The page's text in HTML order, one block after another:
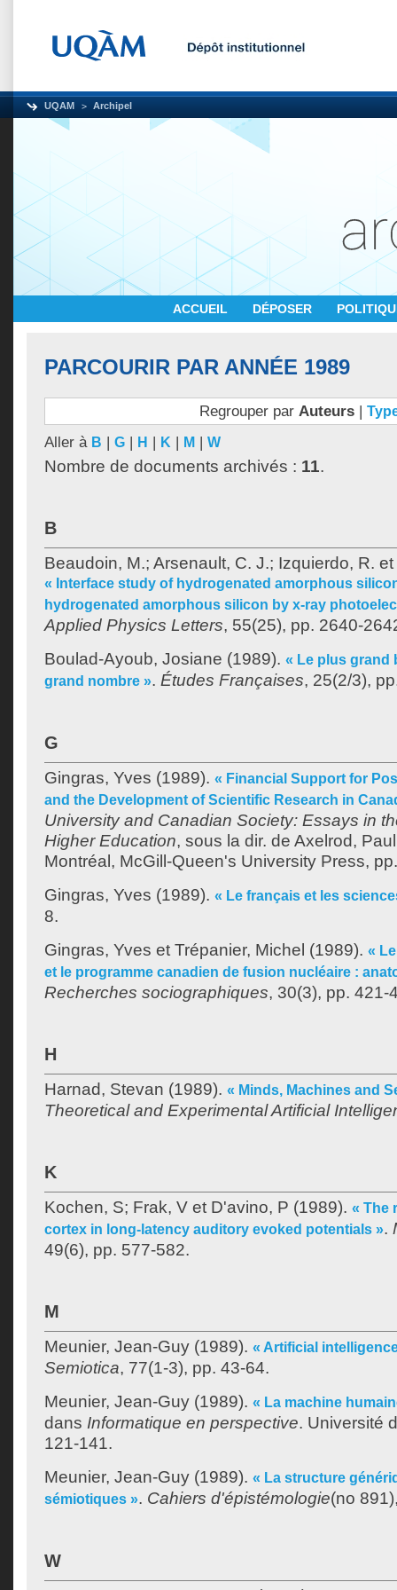
UQAM Archipel
ACCUEIL DÉPOSER
PARCOURIR PAR ANNÉE 1989
Regrouper par Auteurs|
Aller à B | G | H | K | M | W
Nombre de documents archivés : 11.
B
Beaudoin, M.; Arsenault, C. J.; Izquierdo, R. et
« Interface study of hydrogenated amorphous
hydrogenated amorphous silicon by x-ray
Applied Physics Letters, 55(25), pp. 2640-
Boulad-Ayoub, Josiane (1989). « Le plus grand
grand nombre ». Études Françaises, 25(2/3),
G
Gingras, Yves (1989). « Financial Support for
and the Development of Scientific Research in
University and Canadian Society: Essays in
Higher Education, sous la dir. de Axelrod, Paul
Montréal, McGill-Queen's University Press,
Gingras, Yves (1989). « Le français et les
8.
Gingras, Yves et Trépanier, Michel (1989). «
et le programme canadien de fusion nucléaire :
Recherches sociographiques, 30(3), pp. 421-
H
Harnad, Stevan (1989). « Minds, Machines and
Theoretical and Experimental Artificial
K
Kochen, S; Frak, V et D'avino, P (1989). « The
cortex in long-latency auditory evoked potentials ».
49(6), pp. 577-582.
M
Meunier, Jean-Guy (1989). « Artificial
Semiotica, 77(1-3), pp. 43-64.
Meunier, Jean-Guy (1989). « La machine
dans Informatique en perspective. Université
121-141.
Meunier, Jean-Guy (1989). « La structure
sémiotiques ». Cahiers d'épistémologie(no
W